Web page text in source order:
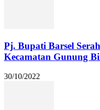
Pj. Bupati Barsel
Kecamatan Gunung
30/10/2022